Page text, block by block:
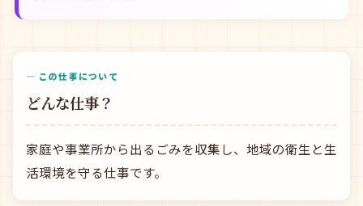
— この仕事について
どんな仕事？
家庭や事業所から出るごみを収集し、地域の衛生と生
活環境を守る仕事です。